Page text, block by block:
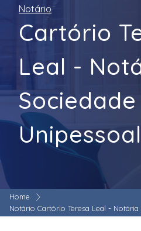
Notário
Cartório
Leal -
Sociedade
Home
Notário Cartório Teresa Leal - Notária